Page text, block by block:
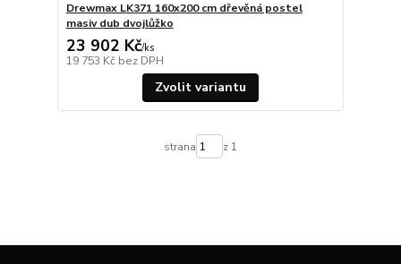
Drewmax LK371 160x200 cm dřevěná postel
masiv dub dvojlůžko
23 902 Kč/ks
19 753 Kč bez DPH
Zvolit variantu
strana z 1